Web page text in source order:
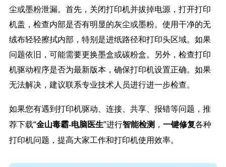
尘或墨粉泄漏。首先，关闭打印机并拔掉电源，打开打印
机盖，检查内部是否有明显的灰尘或墨粉。使用干净的无
绒布轻轻擦拭内部，特别是进纸路径和打印头区域。如果
问题依旧，可能需要更换墨盒或碳粉盒。另外，检查打印
机驱动程序是否为最新版本，确保打印机设置正确。如果
无法解决，建议联系专业技术人员进行进一步检查。
如果您有遇到打印机驱动、连接、共享、报错等问题，推
荐下载“金山毒霸-电脑医生”进行智能检测， 一键修复各种
打印机问题，提高大家工作和打印机使用效率。